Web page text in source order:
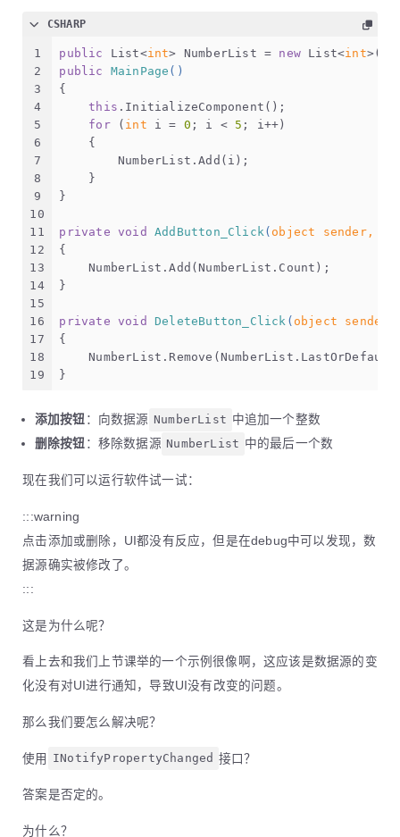
CSHARP
1
2
3
4
5
6
7
8
9
10
11
12
13
14
15
16
17
18
19
public List<int> NumberList = new List<int>();
public
MainPage ()
{
this .InitializeComponent();
for ( int i = 0 ; i < 5 ; i++)
    {
        NumberList.Add(i);
    }
}
private void AddButton_Click ( object sender,
{
    NumberList.Add(NumberList.Count);
}
private void DeleteButton_Click ( object sender,
{
}
添加按钮 ：向数据源 NumberList 中追加一个整数
删除按钮 ：移除数据源 NumberList 中的最后一个数
现在我们可以运行软件试一试：
:::warning
点击添加或删除，UI都没有反应，但是在debug中可以发现，数
据源确实被修改了。
:::
这是为什么呢？
看上去和我们上节课举的一个示例很像啊，这应该是数据源的变
化没有对UI进行通知，导致UI没有改变的问题。
那么我们要怎么解决呢？
使用 INotifyPropertyChanged 接口？
答案是否定的。
为什么？